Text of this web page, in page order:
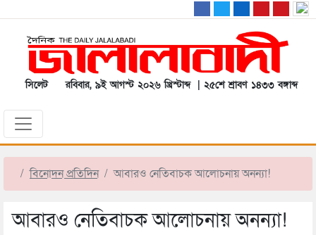
সিলেট রবিবার, ৯ই আগস্ট ২০২৬ খ্রিস্টাব্দ | ২৫শে শ্রাবণ ১৪৩৩ বঙ্গাব্দ
বিনোদন প্রতিদিন আবারও নেতিবাচক আলোচনায় অনন্যা!
আবারও নেতিবাচক আলোচনায় অনন্যা!